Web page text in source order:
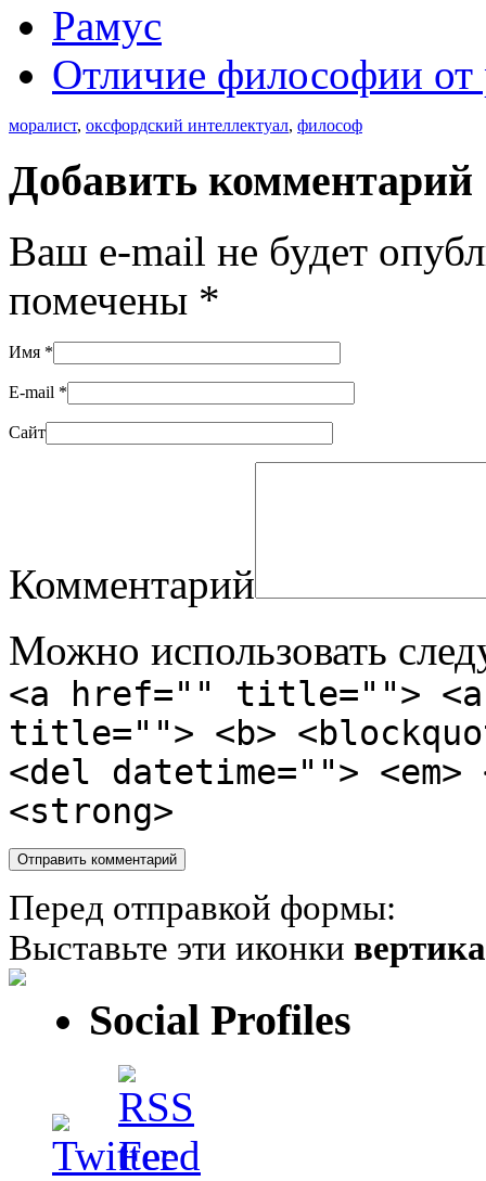
Рамус
Отличие философии от
моралист, оксфордский интеллектуал, философ
Добавить комментарий
Ваш e-mail не будет
помечены *
Имя *
E-mail *
Сайт
Комментарий
Можно использовать
<a href="" title="">
title=""> <b>
<del datetime="">
<strong>
Перед отправкой формы:
Выставьте эти иконки
Social Profiles